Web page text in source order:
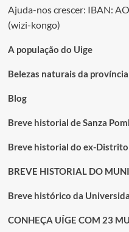
Ajuda-nos crescer: IBAN:
(wizi-kongo)
A população do Uige
Belezas naturais da
Blog
Breve historial de Sanza
Breve historial do ex-
BREVE HISTORIAL DO
Breve histórico da
CONHEÇA UÍGE COM 23